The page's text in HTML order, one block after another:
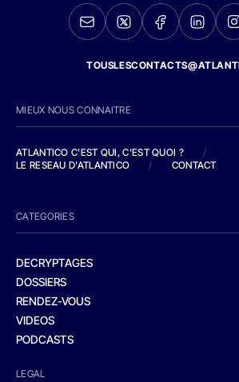
MIEUX NOUS CONNAITRE
ATLANTICO C'EST QUI, C'EST QUOI ?
/
LE RESEAU D'ATLANTICO
/ CONTACT
CATEGORIES
DECRYPTAGES
DOSSIERS
RENDEZ-VOUS
VIDEOS
PODCASTS
LEGAL